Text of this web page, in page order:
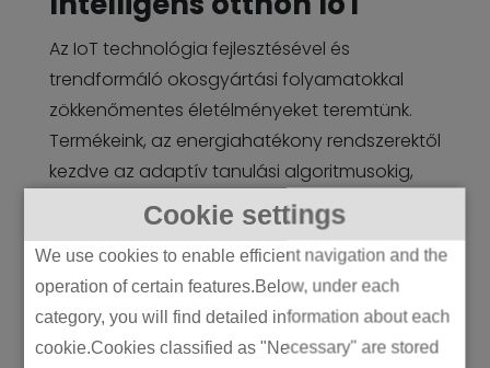
Cookie settings
We use cookies to enable efficient navigation and the
operation of certain features.Below, under each
category, you will find detailed information about each
cookie.Cookies classified as "Necessary" are stored
Az IoT technológia fejlesztésével és
trendformáló okosgyártási folyamatokkal
zökkenőmentes életélményeket teremtünk.
Termékeink, az energiahatékony rendszerektől
kezdve az adaptív tanulási algoritmusokig,
könnyedén előre jelzik és teljesítik a
felhasználói igényeket. Megközelítésünk olyan
otthonokat eredményez, amelyek nemcsak
reagálnak, hanem fejlődnek is lakóikkal, elérve
az igazi technológiai harmóniát a
lakóterekben.